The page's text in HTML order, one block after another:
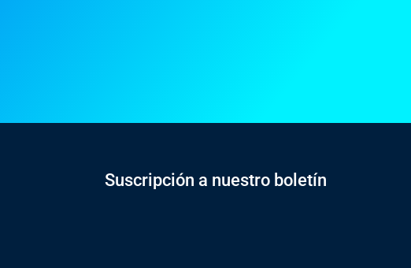
Suscripción a nuestro boletín